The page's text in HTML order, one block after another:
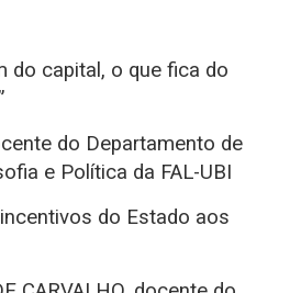
do capital, o que fica do
do Departamento de
e Política da FAL-UBI
do Estado aos